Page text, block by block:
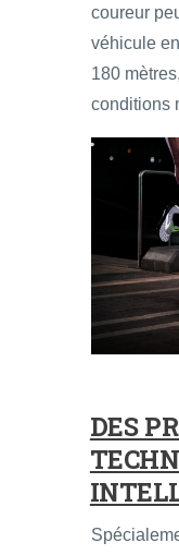
coureur
véhicule
180
conditions
DES